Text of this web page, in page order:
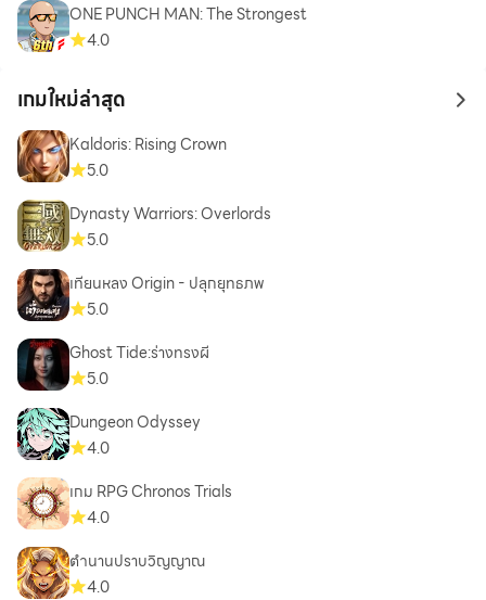
ONE PUNCH MAN: The Strongest
4.0
เกมใหม่ล่าสุด to
Kaldoris: Rising Crown
5.0
Dynasty Warriors: Overlords
5.0
เทียนหลง Origin - ปลุกยุทธภพ
5.0
Ghost Tide:ร่างทรงผี
5.0
Dungeon Odyssey
4.0
เกม RPG Chronos Trials
4.0
ตำนานปราบวิญญาณ
4.0